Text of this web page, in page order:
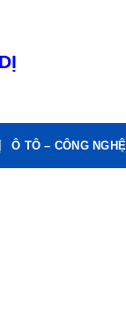
Ô TÔ – CÔNG NGHỆ